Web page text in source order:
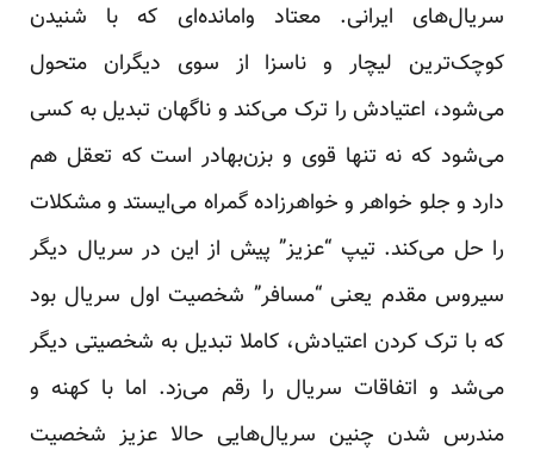
سریال‌های ایرانی. معتاد وامانده‌ای که با شنیدن
کوچک‌ترین لیچار و ناسزا از سوی دیگران متحول
می‌شود، اعتیادش را ترک می‌کند و ناگهان تبدیل به کسی
می‌شود که نه تنها قوی و بزن‌بهادر است که تعقل هم
دارد و جلو خواهر و خواهرزاده گمراه می‌ایستد و مشکلات
را حل می‌کند. تیپ “عزیز” پیش از این در سریال دیگر
سیروس مقدم یعنی “مسافر” شخصیت اول سریال بود
که با ترک کردن اعتیادش، کاملا تبدیل به شخصیتی دیگر
می‌شد و اتفاقات سریال را رقم می‌زد. اما با کهنه و
مندرس شدن چنین سریال‌هایی حالا عزیز شخصیت